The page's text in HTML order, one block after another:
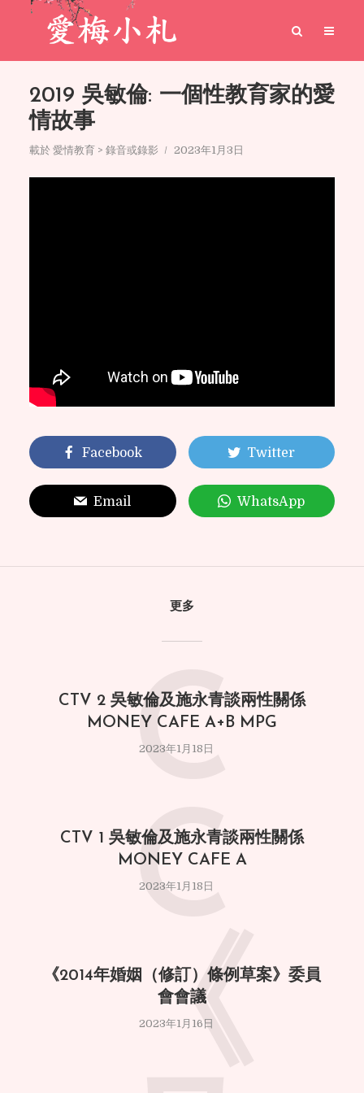
2019 吳敏倫: 一個性教育家的愛
情故事
載於 愛情教育 > 錄音或錄影 2023年1月3日
Facebook Twitter
Email WhatsApp
更多
CTV 2 吳敏倫及施永青談兩性關係
MONEY CAFE A+B MPG
2023年1月18日
C
CTV 1 吳敏倫及施永青談兩性關係
MONEY CAFE A
2023年1月18日
C
《2014年婚姻（修訂）條例草案》委員
會會議
2023年1月16日
《